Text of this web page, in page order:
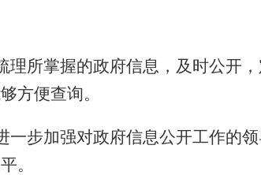
理所掌握的政府信息，及时公开
方便查询。
一步加强对政府信息公开工作的
。